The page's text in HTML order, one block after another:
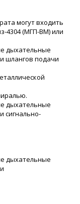
могут входить
4304 (МГП-ВМ) или
дыхательные
шлангов подачи
дыхательные
сигнально-
дыхательные